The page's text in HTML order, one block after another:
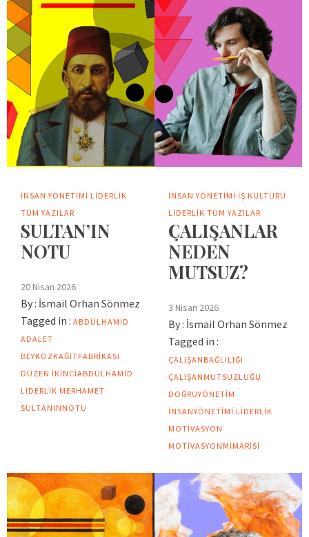
İNSAN YÖNETIMI LIDERLIK
TÜM YAZILAR
SULTAN’IN
NOTU
20 Nisan 2026
By : İsmail Orhan Sönmez
Tagged in : ABDÜLHAMID
ADALET
BEYKOZKAĞITFABRIKASI
DÜZEN IKINCIABDÜLHAMID
LIDERLIK MERHAMET
SULTANINNOTU
İNSAN YÖNETIMI İŞ KÜLTÜRÜ
LIDERLIK TÜM YAZILAR
ÇALIŞANLAR
NEDEN
MUTSUZ?
3 Nisan 2026
By : İsmail Orhan Sönmez
Tagged in :
ÇALIŞANBAĞLILIĞI
ÇALIŞANMUTSUZLUĞU
DOĞRUYÖNETIM
INSANYÖNETIMI LIDERLIK
MOTIVASYON
MOTIVASYONMIMARISI